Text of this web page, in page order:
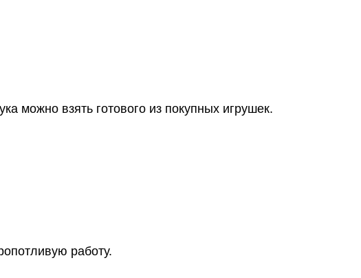
можно взять готового из покупных игрушек.
работу.